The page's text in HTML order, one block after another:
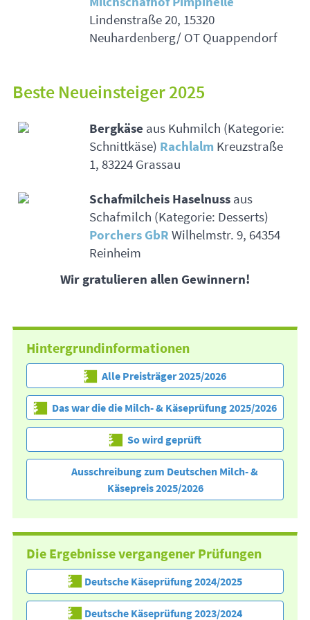
Lindenstraße 20, 15320
Neuhardenberg/ OT Quappendorf
Beste Neueinsteiger 2025
Bergkäse aus Kuhmilch (Kategorie:
Schnittkäse) Rachlalm Kreuzstraße
1, 83224 Grassau
Schafmilcheis Haselnuss aus
Schafmilch (Kategorie: Desserts)
Porchers GbR Wilhelmstr. 9, 64354
Reinheim
Wir gratulieren allen Gewinnern!
Hintergrundinformationen
Alle Preisträger 2025/2026
Das war die die Milch- & Käseprüfung 2025/2026
So wird geprüft
Ausschreibung zum Deutschen Milch- &
Käsepreis 2025/2026
Die Ergebnisse vergangener Prüfungen
Deutsche Käseprüfung 2024/2025
Deutsche Käseprüfung 2023/2024